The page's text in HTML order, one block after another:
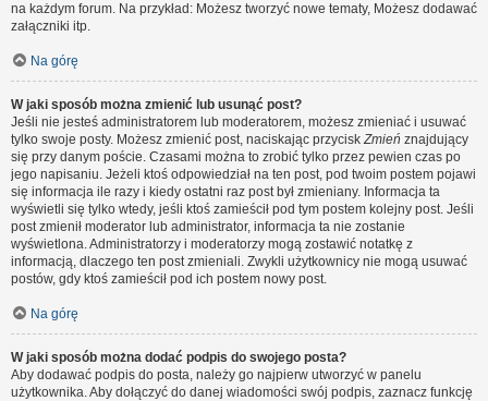
na każdym forum. Na przykład: Możesz tworzyć nowe tematy, Możesz dodawać
załączniki itp.
Na górę
W jaki sposób można zmienić lub usunąć post?
Jeśli nie jesteś administratorem lub moderatorem, możesz zmieniać i usuwać
tylko swoje posty. Możesz zmienić post, naciskając przyciskZmień znajdujący
się przy danym poście. Czasami można to zrobić tylko przez pewien czas po
jego napisaniu. Jeżeli ktoś odpowiedział na ten post, pod twoim postem pojawi
się informacja ile razy i kiedy ostatni raz post był zmieniany. Informacja ta
wyświetli się tylko wtedy, jeśli ktoś zamieścił pod tym postem kolejny post. Jeśli
post zmienił moderator lub administrator, informacja ta nie zostanie
wyświetlona. Administratorzy i moderatorzy mogą zostawić notatkę z
informacją, dlaczego ten post zmieniali. Zwykli użytkownicy nie mogą usuwać
postów, gdy ktoś zamieścił pod ich postem nowy post.
Na górę
W jaki sposób można dodać podpis do swojego posta?
Aby dodawać podpis do posta, należy go najpierw utworzyć w panelu
użytkownika. Aby dołączyć do danej wiadomości swój podpis, zaznacz funkcję